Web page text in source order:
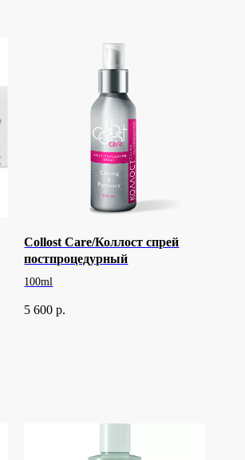
Collost Care/Коллост спрей
постпроцедурный
100ml
5 600 р.